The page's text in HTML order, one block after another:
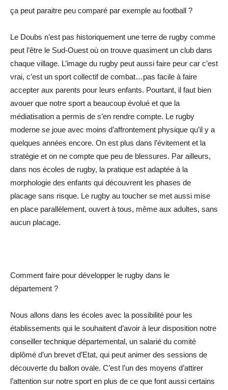
ça peut paraitre peu comparé par exemple au football ?
Le Doubs n’est pas historiquement une terre de rugby comme
peut l’être le Sud-Ouest où on trouve quasiment un club dans
chaque village. L’image du rugby peut aussi faire peur car c’est
vrai, c’est un sport collectif de combat…pas facile à faire
accepter aux parents pour leurs enfants. Pourtant, il faut bien
avouer que notre sport a beaucoup évolué et que la
médiatisation a permis de s’en rendre compte. Le rugby
moderne se joue avec moins d’affrontement physique qu’il y a
quelques années encore. On est plus dans l’évitement et la
stratégie et on ne compte que peu de blessures. Par ailleurs,
dans nos écoles de rugby, la pratique est adaptée à la
morphologie des enfants qui découvrent les phases de
placage sans risque. Le rugby au toucher se met aussi mise
en place parallèlement, ouvert à tous, même aux adultes, sans
aucun placage.
Comment faire pour développer le rugby dans le
département ?
Nous allons dans les écoles avec la possibilité pour les
établissements qui le souhaitent d’avoir à leur disposition notre
conseiller technique départemental, un salarié du comité
diplômé d’un brevet d’Etat, qui peut animer des sessions de
découverte du ballon ovale. C’est l’un des moyens d’attirer
l’attention sur notre sport en plus de ce que font aussi certains